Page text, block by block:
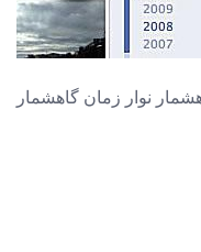
نوار زمان گاهشمار